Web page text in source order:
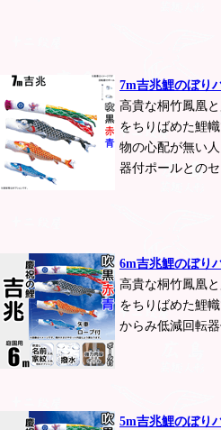
7m吉兆鯉のぼり
高貴な桐竹鳳凰
をちりばめた鯉
物の心配が無い
器付ポールとのセ
6m吉兆鯉のぼり
高貴な桐竹鳳凰
をちりばめた鯉
からみ低減回転
5m吉兆鯉のぼり